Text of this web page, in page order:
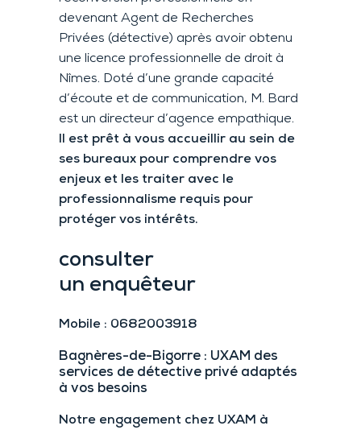
devenant Agent de Recherches
Privées (détective) après avoir obtenu
une licence professionnelle de droit à
Nîmes. Doté d’une grande capacité
d’écoute et de communication, M. Bard
est un directeur d’agence empathique.
Il est prêt à vous accueillir au sein de
ses bureaux pour comprendre vos
enjeux et les traiter avec le
professionnalisme requis pour
protéger vos intérêts.
consulter
un enquêteur
Mobile : 0682003918
Bagnères-de-Bigorre : UXAM des
services de détective privé adaptés
à vos besoins
Notre engagement chez UXAM à